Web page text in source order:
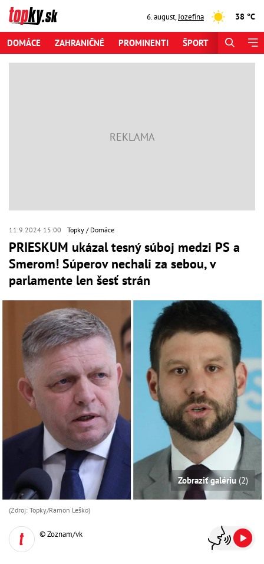
6. august,Jozefína 38 °C
DOMÁCE ZAHRANIČNÉ PROMINENTI ŠPORT
11.9.2024 15:00 Topky Domáce
PRIESKUM ukázal tesný súboj medzi PS a
Smerom! Súperov nechali za sebou, v
parlamente len šesť strán
Zobraziť galériu (2)
(Zdroj: Topky/Ramon Leško)
© Zoznam/vk